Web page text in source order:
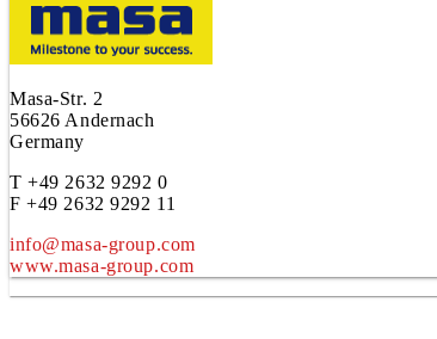
Masa-Str. 2
56626 Andernach
Germany
T +49 2632 9292 0
F +49 2632 9292 11
info@masa-group.com
www.masa-group.com